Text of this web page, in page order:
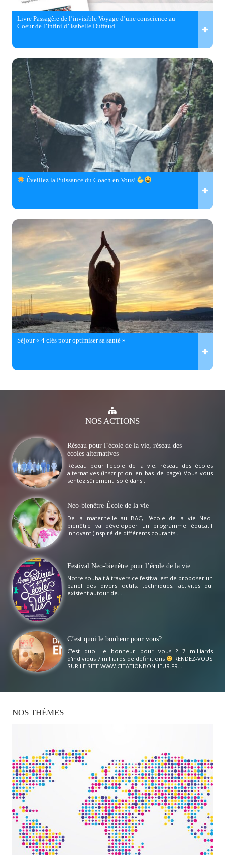
Livre Passagère de l’invisible Voyage d’une conscience au
Coeur de l’Infini d’ Isabelle Duffaud
Éveillez la Puissance du Coach en Vous!
Séjour « 4 clés pour optimiser sa santé »
NOSACTIONS
Réseau pour l’école de la vie, réseau des
écoles alternatives
Réseau pour l'école de la vie, réseau des écoles
alternatives (inscription en bas de page) Vous vous
sentez sûrement isolé dans...
Neo-bienêtre-École de la vie
De la maternelle au BAC, l'école de la vie Neo-
bienêtre va développer un programme éducatif
innovant (inspiré de différents courants...
Festival Neo-bienêtre pour l’école de la vie
Notre souhait à travers ce festival est de proposer un
panel des divers outils, techniques, activités qui
existent autour de...
C’est quoi le bonheur pour vous?
C'est quoi le bonheur pour vous ? 7 milliards
d'individus 7 milliards de définitions
RENDEZ-VOUS
SUR LE SITE WWW.CITATIONBONHEUR.FR...
NOS THÈMES